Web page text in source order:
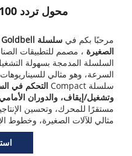
محول تردد A100 المدمج - أبيض
مرحبًا بكم في
الصغيرة ، مصمم للتطبيقات
السلسلة المدمجة بسهولة
السرعة، وهو مثالي
سلسلة Compact
وتشغيل/إيقاف، والدوران
مستقرًا للمحرك، وتحسين
مثالي للآلات الصغيرة، وخطوط